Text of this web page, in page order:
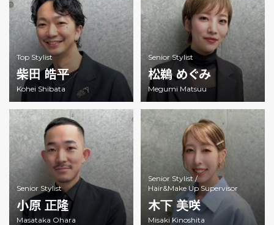
Top Stylist
柴田 皓平
Kohei Shibata
Senior Stylist
松鵜 めぐみ
Megumi Matsuu
Senior Stylist
小原 正隆
Masataka Ohara
Senior Stylist /
Hair&Make Up Supervisor
木下 美咲
Misaki Kinoshita